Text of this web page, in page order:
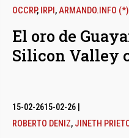
OCCRP, IRPI ,ARMANDO.INFO (*)
El oro de
Silicon Valley
15-02-2615-02-26
ROBERTO DENIZ, JINETH